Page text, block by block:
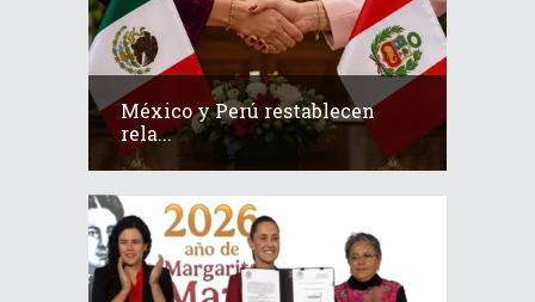
México y Perú restablecen
rela...